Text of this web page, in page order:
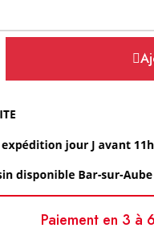
Paiement en 3 à